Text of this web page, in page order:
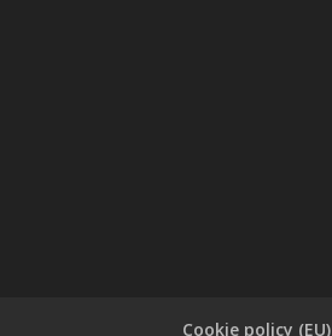
Cookie policy (EU)